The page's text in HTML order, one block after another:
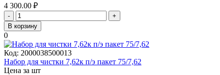
4 300.00 ₽
-
+
В корзину
0
Код: 2000038500013
Набор для чистки 7,62к п/э пакет 75/7,62
Цена за шт